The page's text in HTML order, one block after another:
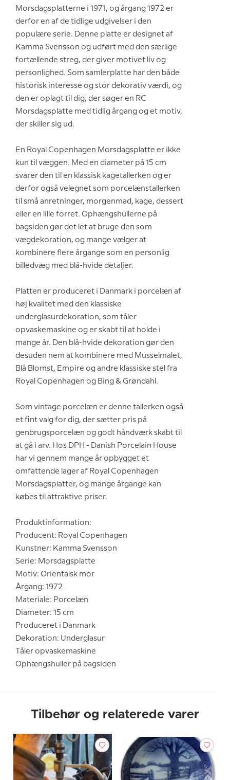
Morsdagsplatterne i 1971, og årgang 1972 er
derfor en af de tidlige udgivelser i den
populære serie. Denne platte er designet af
Kamma Svensson og udført med den særlige
fortællende streg, der giver motivet liv og
personlighed. Som samlerplatte har den både
historisk interesse og stor dekorativ værdi, og
den er oplagt til dig, der søger en RC
Morsdagsplatte med tidlig årgang og et motiv,
der skiller sig ud.
En Royal Copenhagen Morsdagsplatte er ikke
kun til væggen. Med en diameter på 15 cm
svarer den til en klassisk kagetallerken og er
derfor også velegnet som porcelænstallerken
til små anretninger, morgenmad, kage, dessert
eller en lille forret. Ophængshullerne på
bagsiden gør det let at bruge den som
vægdekoration, og mange vælger at
kombinere flere årgange som en personlig
billedvæg med blå-hvide detaljer.
Platten er produceret i Danmark i porcelæn af
høj kvalitet med den klassiske
underglasurdekoration, som tåler
opvaskemaskine og er skabt til at holde i
mange år. Den blå-hvide dekoration gør den
desuden nem at kombinere med Musselmalet,
Blå Blomst, Empire og andre klassiske stel fra
Royal Copenhagen og Bing & Grøndahl.
Som vintage porcelæn er denne tallerken også
et fint valg for dig, der sætter pris på
genbrugsporcelæn og godt håndværk skabt til
at gå i arv. Hos DPH - Danish Porcelain House
har vi gennem mange år opbygget et
omfattende lager af Royal Copenhagen
Morsdagsplatter, og mange årgange kan
købes til attraktive priser.
Produktinformation:
Producent: Royal Copenhagen
Kunstner: Kamma Svensson
Serie: Morsdagsplatte
Motiv: Orientalsk mor
Årgang: 1972
Materiale: Porcelæn
Diameter: 15 cm
Produceret i Danmark
Dekoration: Underglasur
Tåler opvaskemaskine
Ophængshuller på bagsiden
Tilbehør og relaterede varer